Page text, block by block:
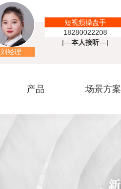
刘经理
短视频操盘手
18280022208
|---本人接听---|
产品 场景方案